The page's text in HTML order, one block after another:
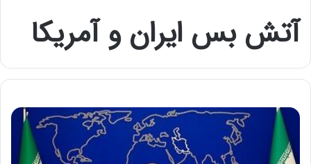
آتش بس ایران و آمریکا